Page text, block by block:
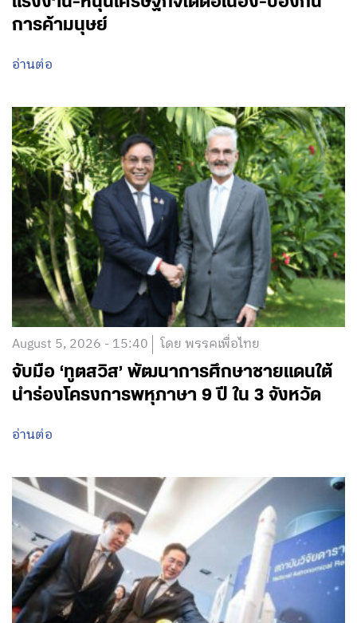
การค้ามนุษย์
อ่านต่อ
August 5, 2026 - 15:40 โดย พรรคเพื่อไทย
จับมือ ‘ทูตสวิส’ พัฒนาการศึกษาชายแดนใต้
นำร่องโครงการพหุภาษา 9 ปี ใน 3 จังหวัด
อ่านต่อ